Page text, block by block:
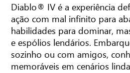
Diablo® IV é a experiência
ação com mal infinito para
habilidades para dominar,
e espólios lendários.
sozinho ou com amigos,
memoráveis em cenários